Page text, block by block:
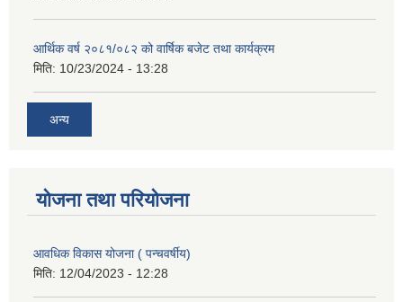
आर्थिक वर्ष २०८१/०८२ को वार्षिक बजेट तथा कार्यक्रम
मिति: 10/23/2024 - 13:28
अन्य
योजना तथा परियोजना
आवधिक विकास योजना ( पन्चवर्षीय)
मिति: 12/04/2023 - 12:28